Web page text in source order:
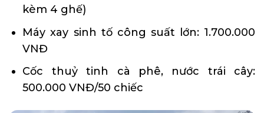
kèm 4 ghế)
Máy xay sinh tố công suất lớn: 1.700.000
VNĐ
Cốc thuỷ tinh cà phê, nước trái cây:
500.000 VNĐ/50 chiếc